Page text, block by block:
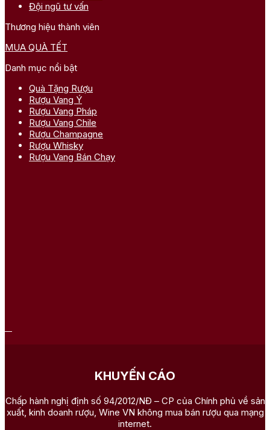
Đội ngũ tư vấn
Thương hiệu thành viên
MUA QUÀ TẾT
Danh mục nổi bật
Quà Tặng Rượu
Rượu Vang Ý
Rượu Vang Pháp
Rượu Vang Chile
Rượu Champagne
Rượu Whisky
Rượu Vang Bán Chạy
KHUYẾN CÁO
Chấp hành nghị định số 94/2012/NĐ – CP của Chính phủ về sản
xuất, kinh doanh rượu, Wine VN không mua bán rượu qua mạng
internet.